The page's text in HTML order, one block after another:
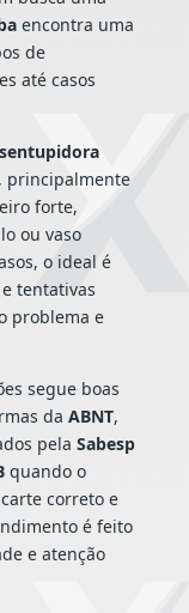
encontra uma
de
até casos
principalmente
forte,
ou vaso
o ideal é
tentativas
problema e
segue boas
da ABNT,
pela Sabesp
quando o
correto e
é feito
e atenção